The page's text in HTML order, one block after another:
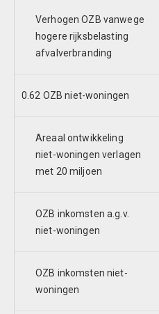
Verhogen OZB vanwege
hogere rijksbelasting
afvalverbranding
0.62 OZB niet-woningen
Areaal ontwikkeling
niet-woningen verlagen
met 20 miljoen
OZB inkomsten a.g.v.
niet-woningen
OZB inkomsten niet-
woningen